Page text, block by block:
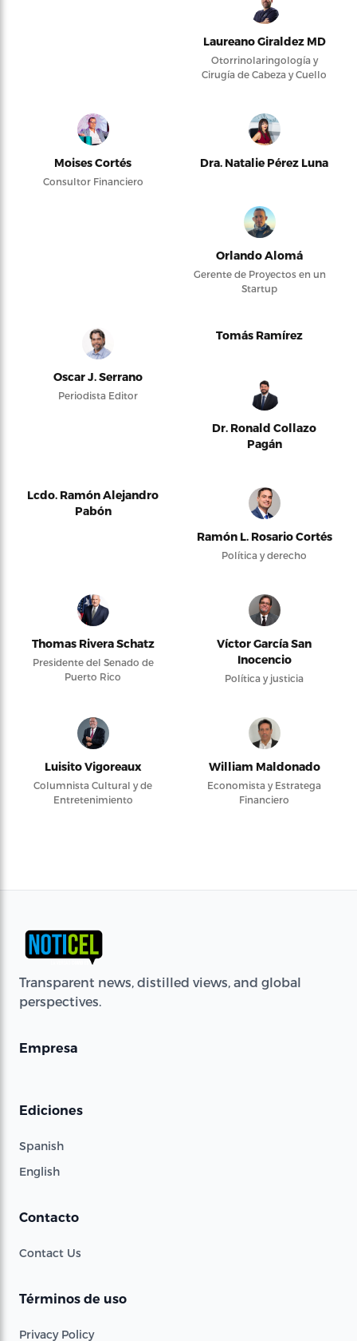
Laureano Giraldez MD
Otorrinolaringología y
Cirugía de Cabeza y Cuello
Moises Cortés
Consultor Financiero
Dra. Natalie Pérez Luna
Orlando Alomá
Gerente de Proyectos en un
Startup
Oscar J. Serrano
Periodista Editor
Tomás Ramírez
Dr. Ronald Collazo
Pagán
Lcdo. Ramón Alejandro
Pabón
Ramón L. Rosario Cortés
Política y derecho
Thomas Rivera Schatz
Presidente del Senado de
Puerto Rico
Víctor García San
Inocencio
Política y justicia
Luisito Vigoreaux
Columnista Cultural y de
Entretenimiento
William Maldonado
Economista y Estratega
Financiero
Transparent news, distilled views, and global
perspectives.
Empresa
Ediciones
Spanish
English
Contacto
Contact Us
Términos de uso
Privacy Policy